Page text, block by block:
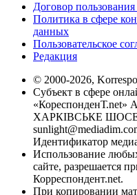
Договор
Политика в сфере
данных
Пользовательское
Редакция
© 2000-2026,
Субъект в сфере
«КореспонденТ.net»
ХАРКІВСЬКЕ ШОСЕ,
Идентификатор
Использование
сайте, разрешается
Корреспондент.net.
При копировании